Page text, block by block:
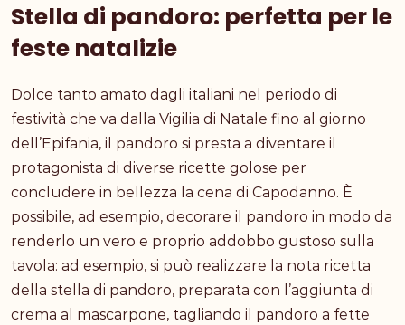
Stella di pandoro: perfetta per le
feste natalizie
Dolce tanto amato dagli italiani nel periodo di
festività che va dalla Vigilia di Natale fino al giorno
dell’Epifania, il pandoro si presta a diventare il
protagonista di diverse ricette golose per
concludere in bellezza la cena di Capodanno. È
possibile, ad esempio, decorare il pandoro in modo da
renderlo un vero e proprio addobbo gustoso sulla
tavola: ad esempio, si può realizzare la nota ricetta
della stella di pandoro, preparata con l’aggiunta di
crema al mascarpone, tagliando il pandoro a fette